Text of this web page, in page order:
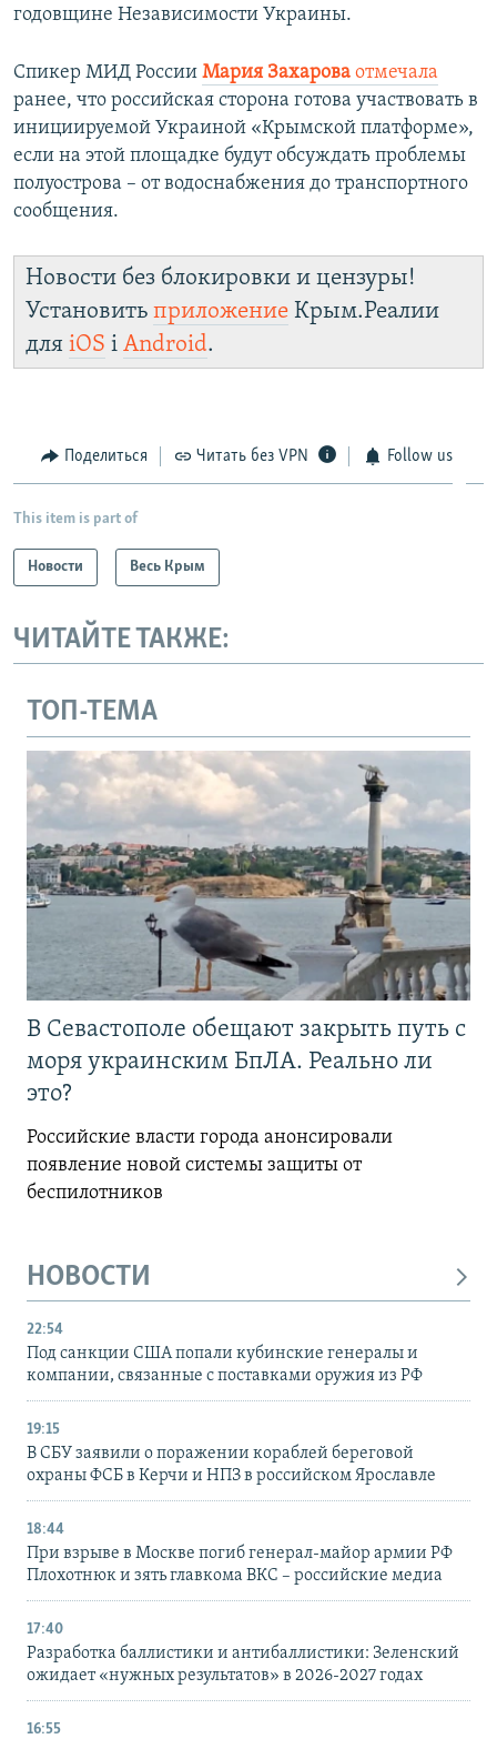
годовщине Независимости Украины.
Спикер МИД России Мария Захарова отмечала
ранее, что российская сторона готова участвовать в
инициируемой Украиной «Крымской платформе»,
если на этой площадке будут обсуждать проблемы
полуострова – от водоснабжения до транспортного
сообщения.
Новости без блокировки и цензуры!
Установить приложение Крым.Реалии
для iOS і Android.
Поделиться Читать без VPN Follow us
This item is part of
Новости Весь Крым
ЧИТАЙТЕ ТАКЖЕ:
ТОП-ТЕМА
В Севастополе обещают закрыть путь с
моря украинским БпЛА. Реально ли
это?
Российские власти города анонсировали
появление новой системы защиты от
беспилотников
НОВОСТИ
22:54
Под санкции США попали кубинские генералы и
компании, связанные с поставками оружия из РФ
19:15
В СБУ заявили о поражении кораблей береговой
охраны ФСБ в Керчи и НПЗ в российском Ярославле
18:44
При взрыве в Москве погиб генерал-майор армии РФ
Плохотнюк и зять главкома ВКС – российские медиа
17:40
Разработка баллистики и антибаллистики: Зеленский
ожидает «нужных результатов» в 2026-2027 годах
16:55